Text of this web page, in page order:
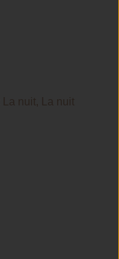
La nuit, La nuit